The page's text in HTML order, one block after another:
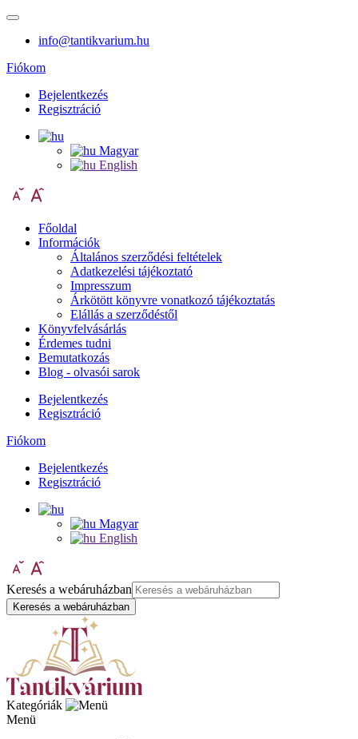
info@tantikvarium.hu
Fiókom
Bejelentkezés
Regisztráció
Magyar
English
Főoldal
Információk
Általános szerződési feltételek
Adatkezelési tájékoztató
Impresszum
Árkötött könyvre vonatkozó tájékoztatás
Elállás a szerződéstől
Könyvfelvásárlás
Érdemes tudni
Bemutatkozás
Blog - olvasói sarok
Bejelentkezés
Regisztráció
Fiókom
Bejelentkezés
Regisztráció
Magyar
English
Keresés a webáruházban
Keresés a webáruházban
Kategóriák
Menü